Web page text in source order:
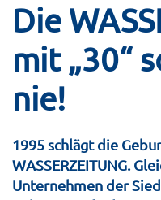
Die
mit „30“
nie!
1995 schlägt die
WASSERZEITUNG.
Unternehmen der